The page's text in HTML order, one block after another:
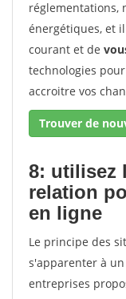
réglementations,
énergétiques, et
courant et de
technologies
accroitre vos
Trouver de
8: utilisez
relation
en ligne
Le principe des
s'apparenter à
entreprises